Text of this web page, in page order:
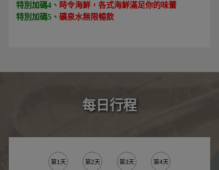
特別加碼4、 時令海鮮，各式海鮮滿足你的味蕾
特別加碼5、 礦泉水無限暢飲
每日行程
第1天 第2天 第3天 第4天